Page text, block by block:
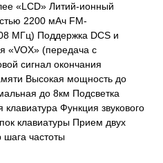
«LCD» Литий-ионный
2200 мАч FM-
МГц) Поддержка DCS и
«VOX» (передача с
сигнал окончания
Высокая мощность до
до 8км Подсветка
Функция звукового
клавиатуры Прием двух
частоты